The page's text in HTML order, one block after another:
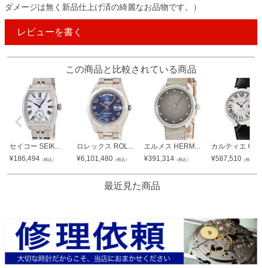
ダメージは無く新品仕上げ済の綺麗なお品物です。）
レビューを書く
この商品と比較されている商品
セイコー SEIK...
¥186,494 （税込）
ロレックス ROL...
¥6,101,480 （税込）
エルメス HERM...
¥391,314 （税込）
カルティエ
¥587,510 （税込）
最近見た商品